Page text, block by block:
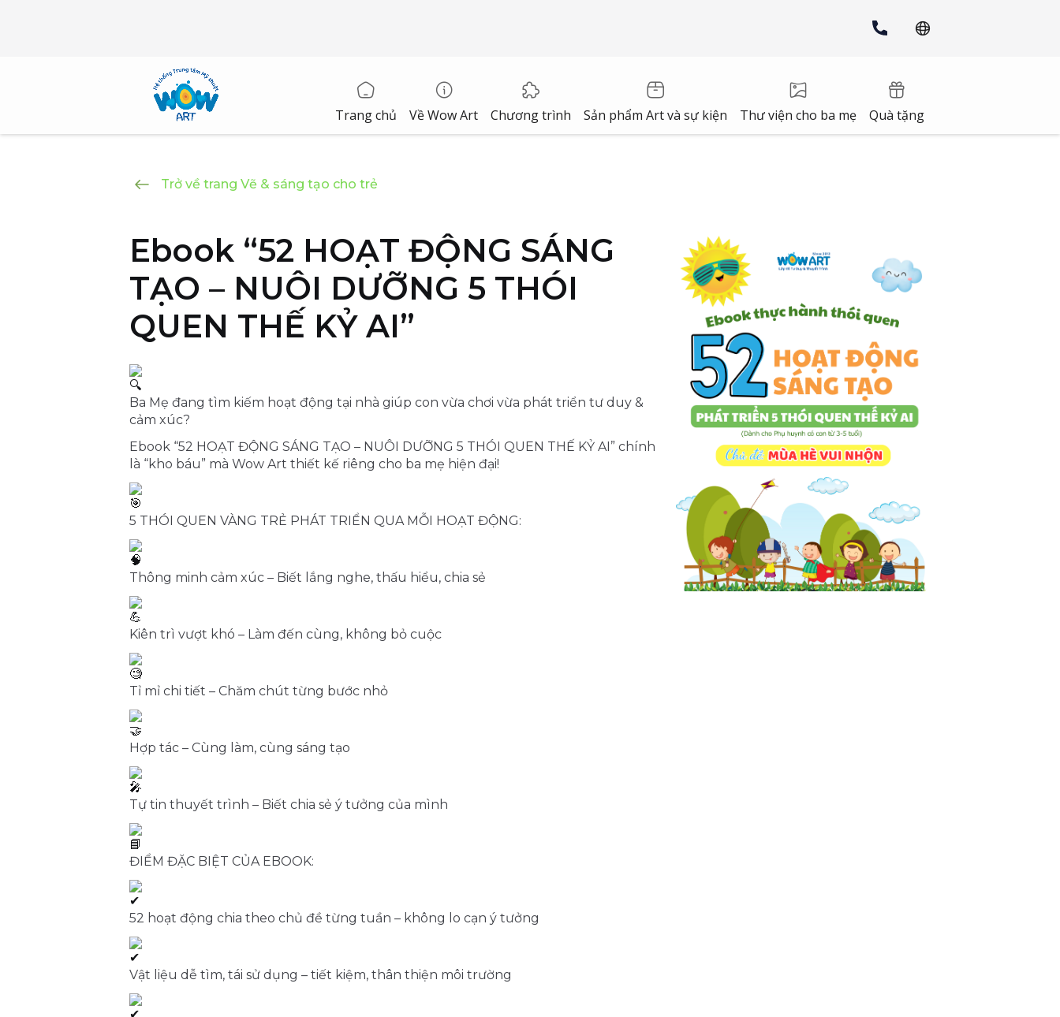
Trang chủ Về Wow Art Chương trình Sản phẩm Art và sự kiện Thư viện cho ba mẹ Quà tặng
Trở về trang Vẽ & sáng tạo cho trẻ
Ebook “52 HOẠT ĐỘNG SÁNG
TẠO – NUÔI DƯỠNG 5 THÓI
QUEN THẾ KỶ AI”
Ba Mẹ đang tìm kiếm hoạt động tại nhà giúp con vừa chơi vừa phát triển tư duy &
cảm xúc?
Ebook “52 HOẠT ĐỘNG SÁNG TẠO – NUÔI DƯỠNG 5 THÓI QUEN THẾ KỶ AI” chính
là “kho báu” mà Wow Art thiết kế riêng cho ba mẹ hiện đại!
5 THÓI QUEN VÀNG TRẺ PHÁT TRIỂN QUA MỖI HOẠT ĐỘNG:
Thông minh cảm xúc – Biết lắng nghe, thấu hiểu, chia sẻ
Kiên trì vượt khó – Làm đến cùng, không bỏ cuộc
Tỉ mỉ chi tiết – Chăm chút từng bước nhỏ
Hợp tác – Cùng làm, cùng sáng tạo
Tự tin thuyết trình – Biết chia sẻ ý tưởng của mình
ĐIỂM ĐẶC BIỆT CỦA EBOOK:
52 hoạt động chia theo chủ đề từng tuần – không lo cạn ý tưởng
Vật liệu dễ tìm, tái sử dụng – tiết kiệm, thân thiện môi trường